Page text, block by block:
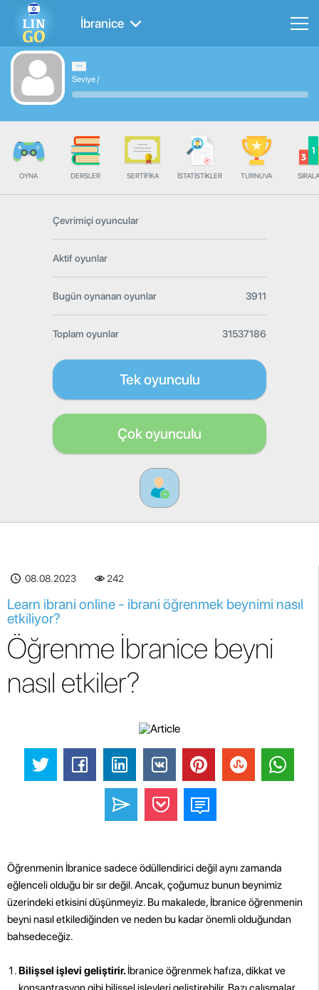
İbranice
Seviye/
OYNA DERSLER SERTIFIKA İSTATISTIKLER TURNUVA
Çevrimiçi oyuncular
Aktif oyunlar
Bugün oynanan oyunlar 3911
Toplam oyunlar 31537186
Tek oyunculu
Çok oyunculu
08.08.2023 242
Learn ibrani online - ibrani öğrenmek beynimi nasıl
etkiliyor?
Öğrenme İbranice beyni
nasıl etkiler?
Öğrenmenin İbranice sadece ödüllendirici değil aynı zamanda
eğlenceli olduğu bir sır değil. Ancak, çoğumuz bunun beynimiz
üzerindeki etkisini düşünmeyiz. Bu makalede, İbranice öğrenmenin
beyni nasıl etkilediğinden ve neden bu kadar önemli olduğundan
bahsedeceğiz.
Bilişsel işlevi geliştirir.İbranice öğrenmek hafıza, dikkat ve